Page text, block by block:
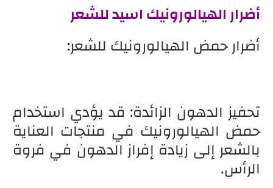
أضرار الهيالورونيك اسيد للشعر
أضرار حمض الهيالورونيك للشعر:
تحفيز الدهون الزائدة: قد يؤدي استخدام
حمض الهيالورونيك في منتجات العناية
بالشعر إلى زيادة إفراز الدهون في فروة
الرأس.